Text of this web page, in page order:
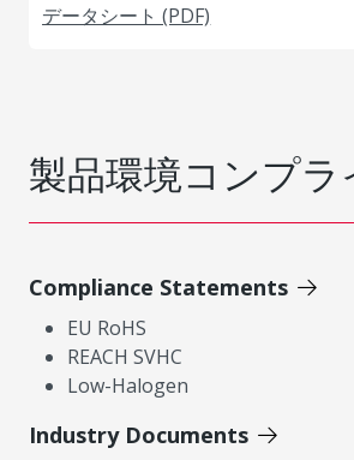
データシート (PDF)
製品環境コンプラ
Compliance Statements
EU RoHS
REACH SVHC
Low-Halogen
Industry Documents